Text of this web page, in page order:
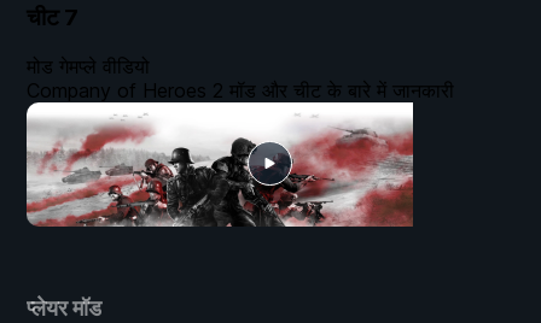
चीट 7
प्लेयर मॉड
मोड गेमप्ले वीडियो
Company of Heroes 2 मॉड और चीट के बारे में जानकारी